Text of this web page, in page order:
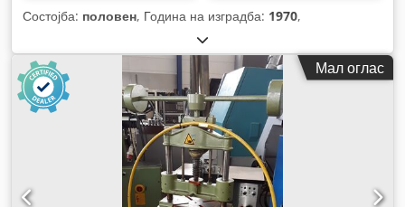
Состојба: половен, Година на изградба: 1970,
Мал оглас